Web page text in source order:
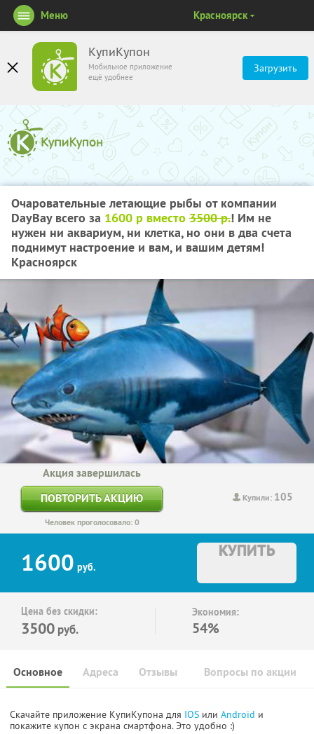
КупиКупон
Мобильное приложение
ещё удобнее
Загрузить
Меню Красноярск
Очаровательные летающие рыбы от компании
DayBay всего за 1600 р вместо 3500 р.! Им не
нужен ни аквариум, ни клетка, но они в два счета
поднимут настроение и вам, и вашим детям!
Красноярск
Купили: 105
Акция завершилась
ПОВТОРИТЬ АКЦИЮ
Человек проголосовало: 0
1600 руб.
КУПИТЬ
Цена без скидки:
3500 руб.
Экономия:
54%
Основное Отзывы Вопросы по акции
Адреса
Скачайте приложение КупиКупона для IOS или Android и
покажите купон с экрана смартфона. Это удобно :)